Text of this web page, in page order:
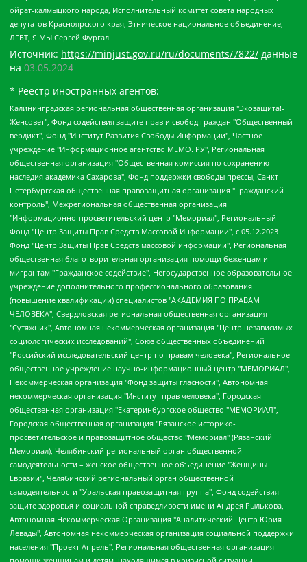
ойрат-калмыцкого народа, Исполнительный комитет совета народных
депутатов Красноярского края, Этническое национальное объединение,
ЛГБТ, Я.МЫ Сергей Фургал
Источник: https://minjust.gov.ru/ru/documents/7822/ данные
на 03.05.2024
* Реестр иностранных агентов:
Калининградская региональная общественная организация "Экозащита!-Женсовет", Фонд содействия защите прав и свобод граждан "Общественный вердикт", Фонд "Институт Развития Свободы Информации", Частное учреждение "Информационное агентство МЕМО. РУ", Региональная общественная организация "Общественная комиссия по сохранению наследия академика Сахарова", Фонд поддержки свободы прессы, Санкт-Петербургская общественная правозащитная организация "Гражданский контроль", Межрегиональная общественная организация "Информационно-просветительский центр "Мемориал", Региональный Фонд "Центр Защиты Прав Средств Массовой Информации", с 05.12.2023 Фонд "Центр Защиты Прав Средств массовой информации", Региональная общественная благотворительная организация помощи беженцам и мигрантам "Гражданское содействие", Негосударственное образовательное учреждение дополнительного профессионального образования (повышение квалификации) специалистов "АКАДЕМИЯ ПО ПРАВАМ ЧЕЛОВЕКА", Свердловская региональная общественная организация "Сутяжник", Автономная некоммерческая организация "Центр независимых социологических исследований", Союз общественных объединений "Российский исследовательский центр по правам человека", Региональное общественное учреждение научно-информационный центр "МЕМОРИАЛ", Некоммерческая организация "Фонд защиты гласности", Автономная некоммерческая организация "Институт прав человека", Городская общественная организация "Екатеринбургское общество "МЕМОРИАЛ", Городская общественная организация "Рязанское историко-просветительское и правозащитное общество "Мемориал" (Рязанский Мемориал), Челябинский региональный орган общественной самодеятельности – женское общественное объединение "Женщины Евразии", Челябинский региональный орган общественной самодеятельности "Уральская правозащитная группа", Фонд содействия защите здоровья и социальной справедливости имени Андрея Рылькова, Автономная Некоммерческая Организация "Аналитический Центр Юрия Левады", Автономная некоммерческая организация социальной поддержки населения "Проект Апрель", Региональная общественная организация помощи женщинам и детям, находящимся в кризисной ситуации "Информационно-методический центр "Анна", Фонд содействия развитию массовых коммуникаций и правовому просвещению "Так-так-Так", Фонд содействия устойчивому развитию "Серебряная тайга", Свердловский региональный общественный фонд социальных проектов "Новое время", "Idel.Реалии", Кавказ.Реалии, Крым.Реалии, Телеканал Настоящее Время, Татаро-башкирская служба Радио Свобода (Azatliq Radiosi), Радио Свободная Европа/Радио Свобода (PCE/PC), "Сибирь.Реалии", "Фактограф", Благотворительный фонд помощи осужденным и их семьям, Автономная некоммерческая организация "Институт глобализации и социальных движений", Фонд "В защиту прав заключенных", Частное учреждение "Центр поддержки и содействия развитию средств массовой информации", Пензенский региональный общественный благотворительный фонд "Гражданский союз", "Север.Реалии", Некоммерческая организация Фонд "Правовая инициатива", Общество с ограниченной ответственностью "Радио Свободная Европа/Радио Свобода", Чешское информационное агентство "MEDIUM-ORIENT", Красноярская региональная общественная организация "Мы против СПИДа", Камалягин Денис Николаевич, Маркелов Сергей Евгеньевич, Пономарев Лев Александрович, Савицкая Людмила Алексеевна, Автономная некоммерческая организация "Центр по работе с проблемой насилия "НАСИЛИЮ.НЕТ", Межрегиональный профессиональный союз работников здравоохранения "Альянс врачей", Юридическое лицо, зарегистрированное в Латвийской Республике, SIA "Medusa Project" (регистрационный номер 40103797863, дата регистрации 10.06.2014), Некоммерческая организация "Фонд по борьбе с коррупцией", Автономная некоммерческая организация "Институт права и публичной политики", Баданин Роман Сергеевич, Гликин Максим Александрович, Железнова Мария Михайловна, Лукьянова Юлия Сергеевна, Маетная Елизавета Витальевна, Маняхин Петр Борисович, Чуракова Ольга Владимировна, Ярош Юлия Петровна, Юридическое лицо "The Insider SIA", зарегистрированное в Риге, Латвийская Республика (дата регистрации 26.06.2015), являющееся администратором доменного имени интернет-издания "The Insider SIA", https://theins.ru, Постернак Алексей Евгеньевич, Рубин Михаил Аркадьевич, Анин Роман Александрович, Юридическое лицо Istories fonds, зарегистрированное в Латвийской Республике (регистрационный номер 50008295751, дата регистрации 24.02.2020), Великовский Дмитрий Александрович, Долинина Ирина Николаевна, Мароховская Алеся Алексеевна, Шлейнов Роман Юрьевич, Шмагун Олеся Валентиновна, Общество с ограниченной ответственностью "Альтаир 2021", Общество с ограниченной ответственностью "Вега 2021", Общество с ограниченной ответственностью "Главный редактор 2021", Общество с ограниченной ответственностью "Ромашки монолит", Важенков Артем Валерьевич, Ивановская областная общественная организация "Центр гендерных исследований", Гурман Юрий Альбертович, Медиапроект "ОВД-Инфо", Егоров Владимир Владимирович, Жилинский Владимир Александрович, Общество с ограниченной ответственностью "ЗП", Иванова София Юрьевна, Карезина Инна Павловна, Кильтау Екатерина Викторовна, Петров Алексей Викторович, Пискунов Сергей Евгеньевич, Смирнов Сергей Сергеевич, Тихонов Михаил Сергеевич, Общество с ограниченной ответственностью "ЖУРНАЛИСТ-ИНОСТРАННЫЙ АГЕНТ", Арапова Галина Юрьевна, Вольтская Татьяна Анатольевна, Американская компания "Mason G.E.S. Anonymous Foundation" (США), являющаяся владельцем интернет-издания https://mnews.world/, Компания "Stichting Bellingcat", зарегистрированная в Нидерландах (дата регистрации 11.07.2018), Захаров Андрей Вячеславович, Клепиковская Екатерина Дмитриевна, Общество с ограниченной ответственностью "МЕМО", Перл Роман Александрович, Симонов Евгений Алексеевич, Соловьева Елена Анатольевна, Сотников Даниил Владимирович, Сурначева Елизавета Дмитриевна, Автономная некоммерческая организация по защите прав человека и информированию населения "Якутия – Наше Мнение", Общество с ограниченной ответственностью "Москоу диджитал медиа", с 26.01.2023 Общество с ограниченной ответственностью "Чайка Белые сады", Ветошкина Валерия Валерьевна, Заговора Максим Александрович, Межрегиональное общественное движение "Российская ЛГБТ - сеть", Оленичев Максим Владимирович, Павлов Иван Юрьевич, Скворцова Елена Сергеевна, Общество с ограниченной ответственностью "Как бы инагент", Кочетков Игорь Викторович, Общество с ограниченной ответственностью "Честные выборы", Еланчик Олег Александрович, Общество с ограниченной ответственностью "Нобелевский призыв", Гималова Регина Эмилевна, Григорьев Андрей Валерьевич, Григорьева Алина Александровна, Ассоциация по содействию защите прав призывников, альтернативнослужащих и военнослужащих "Правозащитная группа "Гражданин.Армия.Право", Хисамова Регина Фаритовна, Автономная некоммерческая организация по реализации социально-правовых программ "Лилит", Дальневосточное общественное движение "Маяк", Санкт-Петербургская ЛГБТ-инициативная группа "Выход", Инициативная группа ЛГБТ+ "Реверс", Алексеев Андрей Викторович, Бекбулатова Таисия Львовна, Беляев Иван Михайлович, Владыкина Елена Сергеевна, Гельман Марат Александрович, Никульшина Вероника Юрьевна, Толоконникова Надежда Андреевна, Шендерович Виктор Анатольевич, Общество с ограниченной ответственностью "Данное сообщение", Общество с ограниченной ответственностью Издательский дом "Новая глава", Айнбиндер Александра Александровна, Московский комьюнити-центр для ЛГБТ+инициатив, Благотворительный фонд развития филантропии, Deutsche Welle (Германия, Kurt-Schumacher-Strasse 3, 53113 Bonn), Борзунова Мария Михайловна, Воробьев Виктор Викторович, Голубева Анна Львовна, Константинова Алла Михайловна, Малкова Ирина Владимировна, Мурадов Мурад Абдулгалимович, Осетинская Елизавета Николаевна, Понасенков Евгений Николаевич, Ганапольский Матвей Юрьевич, Киселев Евгений Алексеевич, Борухович Ирина Григорьевна, Дремин Иван Тимофеевич, Дубровский Дмитрий Викторович, Красноярская региональная общественная организация поддержки и развития альтернативных образовательных технологий и межкультурных коммуникаций "ИНТЕРРА", Маяковская Екатерина Алексеевна, Фейгин Марк Захарович, Филимонов Андрей Викторович, Дзугкоева Регина Николаевна, Доброхотов Роман Александрович, Дудь Юрий Александрович, Елкин Сергей Владимирович, Кругликов Кирилл Игоревич, Сабунаева Мария Леонидовна, Семенов Алексей Владимирович, Шаинян Карен Багратович, Шульман Екатерина Михайловна, Асафьев Артур Валерьевич, Вахштайн Виктор Семенович, Венедиктов Алексей Алексеевич, Лушникова Екатерина Евгеньевна, Волков Леонид Михайлович, Невзоров Александр Глебович, Пархоменко Сергей Борисович, Сироткин Ярослав Николаевич, Кара-Мурза Владимир Владимирович, Баранова Наталья Владимировна, Гозман Леонид Яковлевич, Кагарлицкий Борис Юльевич, Климарев Михаил Валерьевич, Милов Владимир Станиславович, Автономная некоммерческая организация Краснодарский центр современного искусства "Типография", Моргенштерн Алишер Тагирович, Соболь Любовь Эдуардовна, Общество с ограниченной ответственностью "ЛИЗА НОРМ", Каспаров Гарри Кимович, Ходорковский Михаил Борисович, Общество с ограниченной ответственностью "Апрельские тезисы", Данилович Ирина Брониславовна, Кашин Олег Владимирович, Петров Николай Владимирович, Пивоваров Алексей Владимирович, Соколов Михаил Владимирович, Цветкова Юлия Владимировна, Чичваркин Евгений Александрович, Комитет против пыток/Команда против пыток, Общество с ограниченной ответственностью "Первый научный", Общество с ограниченной ответственностью "Вертолет и ко", Белоцерковская Вероника Борисовна, Кац Максим Евгеньевич, Лазарева Татьяна Юрьевна, Шаведдинов Руслан Табризович, Яшин Илья Валерьевич, Общество с ограниченной ответственностью "Иноагент ААВ", Алешковский Дмитрий Петрович, Альбац Евгения Марковна, Быков Дмитрий Львович, Галямина Юлия Евгеньевна, Лойко Сергей Леонидович, Мартынов Кирилл Константинович, Медведев Сергей Александрович, Крашенинников Федор Геннадиевич, Гордеева Катерина Вл